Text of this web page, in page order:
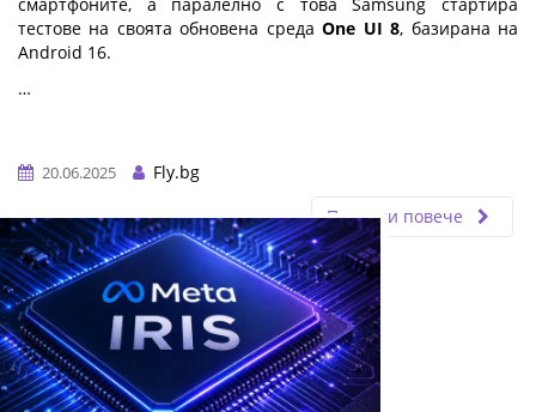
тестове на своята обновена средаOne UI 8, базирана на
Android 16.
…
20.06.2025
Fly.bg
Прочети повече